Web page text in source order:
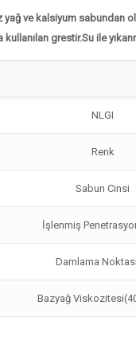
yağ ve kalsiyum sabundan
kullanılan grestir.Su ile
NLGI
Renk
Sabun Cinsi
İşlenmiş
Damlama
Bazyağ